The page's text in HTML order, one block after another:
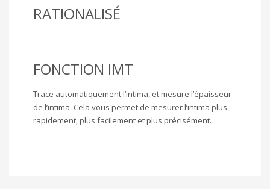
RATIONALISÉ
FONCTION IMT
Trace automatiquement l’intima, et mesure l’épaisseur
de l’intima. Cela vous permet de mesurer l’intima plus
rapidement, plus facilement et plus précisément.